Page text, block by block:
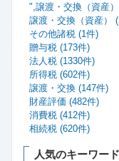
",譲渡・交換（資産
譲渡・交換（資産）
その他諸税 (1件)
贈与税 (173件)
法人税 (1330件)
所得税 (602件)
譲渡・交換 (147件)
財産評価 (482件)
消費税 (412件)
相続税 (620件)
人気のキーワード